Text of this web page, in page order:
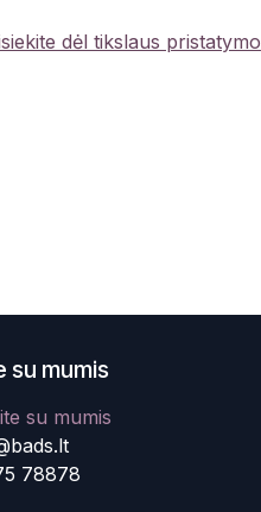
dėl tikslaus pristatymo
su mumis
su mumis
78878